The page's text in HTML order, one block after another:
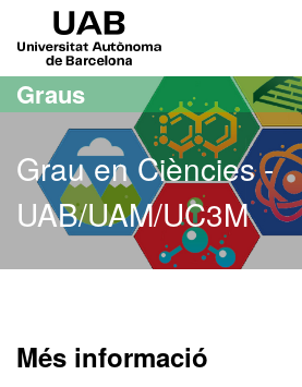
Ves al contingut principal
Ves a la navegació de la pàgina
Graus
Grau en Ciències -
UAB/UAM/UC3M
Més informació